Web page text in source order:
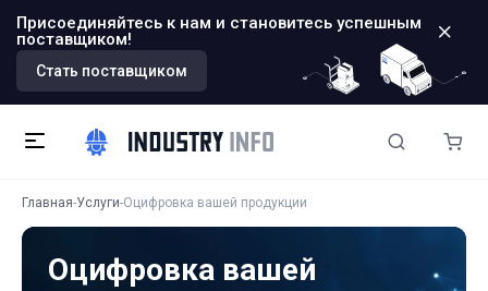
Присоединяйтесь к нам и становитесь успешным
поставщиком!
Стать поставщиком
Главная Услуги Оцифровка вашей продукции
Оцифровка вашей